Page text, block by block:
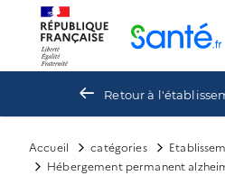
Retour à
Accueil catégories
Hébergement permanent
Panneau de gestion des cookies